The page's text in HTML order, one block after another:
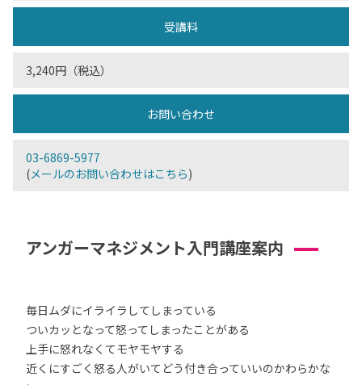
受講料
3,240円（税込）
お問い合わせ
03-6869-5977
(メールのお問い合わせはこちら)
アンガーマネジメント入門講座案内
毎日ムダにイライラしてしまっている
ついカッとなって怒ってしまったことがある
上手に怒れなくてモヤモヤする
近くにすごく怒る人がいてどう付き合っていいのかわらかな